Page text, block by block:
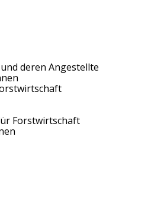
deren Angestellte
Forstwirtschaft